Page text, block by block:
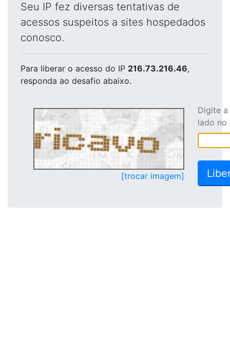
Seu IP fez diversas tentativas de
acessos suspeitos a sites hospedados
conosco.
Para liberar o acesso do IP 216.73.216.46,
responda ao desafio abaixo.
[trocar imagem]
Digite
lado no